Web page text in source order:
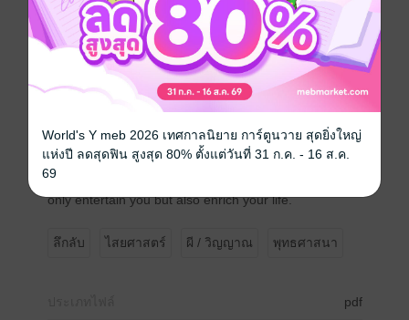
tame wild animals and evil spirits that distracted their
meditation practices.Magical power has played a vital
role in human life even before the emergence of any
religion on earth. Now, however, most people discard
this type of knowledge and treat it as obsolete and
irrelevant to the current world. However, the belief in
society any time soon. Magical power is still being
used for personal protection and good fortune by Thai
people in all parts of the country. The book will not
only entertain you but also enrich your life.
ลึกลับ ไสยศาสตร์ ผี / วิญญาณ พุทธศาสนา
pdf
World's Y meb 2026 เทศกาลนิยาย การ์ตูนวาย สุดยิ่งใหญ่
แห่งปี ลดสุดฟิน สูงสุด 80% ตั้งแต่วันที่ 31 ก.ค. - 16 ส.ค.
69